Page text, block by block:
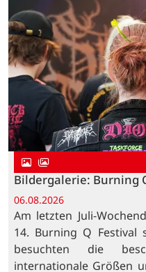
Bildergalerie: Burning
06.08.2026
Am letzten Juli-
14. Burning Q Festival
besuchten die
internationale Größen